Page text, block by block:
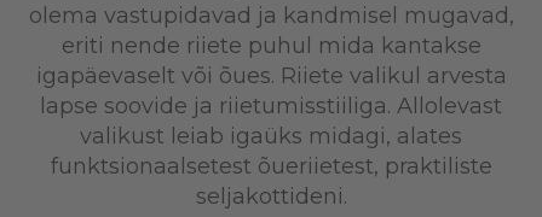
olema vastupidavad ja kandmisel mugavad,
eriti nende riiete puhul mida kantakse
igapäevaselt või õues. Riiete valikul arvesta
lapse soovide ja riietumisstiiliga. Allolevast
valikust leiab igaüks midagi, alates
funktsionaalsetest õueriietest, praktiliste
seljakottideni.